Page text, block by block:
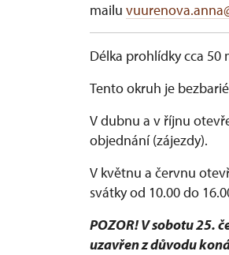
mailu
Délka prohlídky cca
Tento okruh je
V dubnu a v říjnu
objednání (zájezdy).
V květnu a červnu
svátky od 10.00 do
POZOR! V sobotu 25.
uzavřen z důvodu